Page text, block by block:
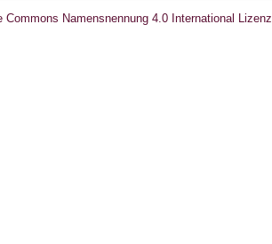
Commons Namensnennung 4.0 International Lizenz